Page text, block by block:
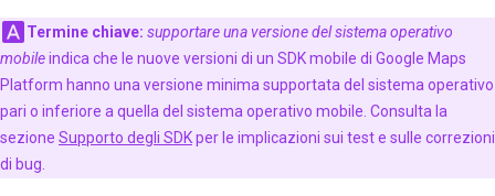
Termine chiave: supportare una versione del sistema operativo
mobileindica che le nuove versioni di un SDK mobile di Google Maps
Platform hanno una versione minima supportata del sistema operativo
pari o inferiore a quella del sistema operativo mobile. Consulta la
sezione Supporto degli SDKper le implicazioni sui test e sulle correzioni
di bug.